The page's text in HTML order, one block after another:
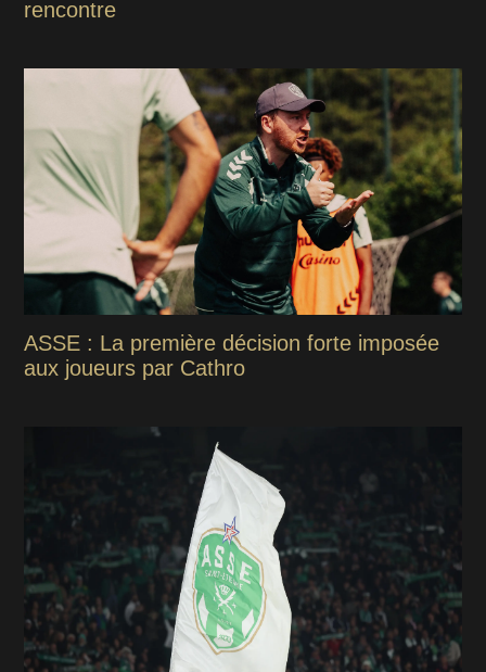
rencontre
ASSE : La première décision forte imposée
aux joueurs par Cathro